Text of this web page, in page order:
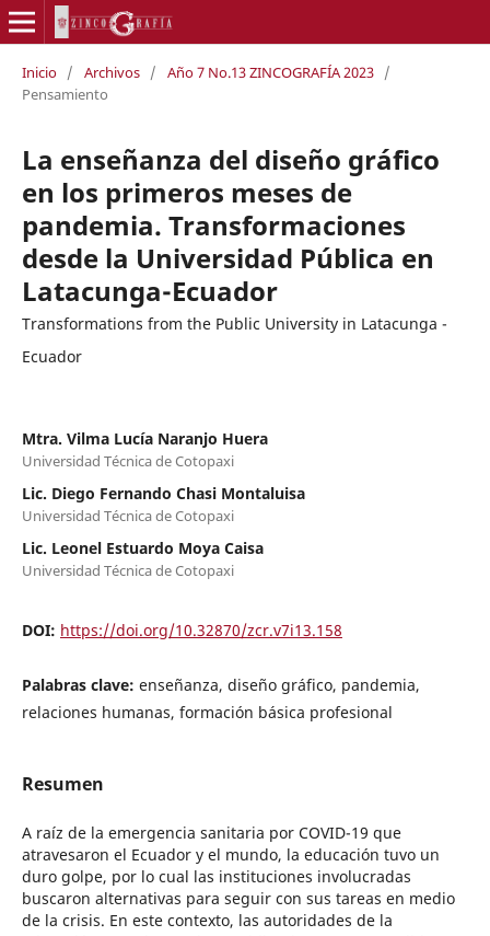
Inicio / Archivos / Año 7 No.13 ZINCOGRAFÍA 2023 /
Pensamiento
La enseñanza del diseño gráfico
en los primeros meses de
pandemia. Transformaciones
desde la Universidad Pública en
Latacunga-Ecuador
Transformations from the Public University in Latacunga -
Ecuador
Mtra. Vilma Lucía Naranjo Huera
Universidad Técnica de Cotopaxi
Lic. Diego Fernando Chasi Montaluisa
Universidad Técnica de Cotopaxi
Lic. Leonel Estuardo Moya Caisa
Universidad Técnica de Cotopaxi
DOI: https://doi.org/10.32870/zcr.v7i13.158
Palabras clave: enseñanza, diseño gráfico, pandemia,
relaciones humanas, formación básica profesional
Resumen
A raíz de la emergencia sanitaria por COVID-19 que
atravesaron el Ecuador y el mundo, la educación tuvo un
duro golpe, por lo cual las instituciones involucradas
buscaron alternativas para seguir con sus tareas en medio
de la crisis. En este contexto, las autoridades de la